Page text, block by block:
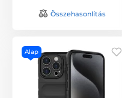
Összehasonlítás
Alap